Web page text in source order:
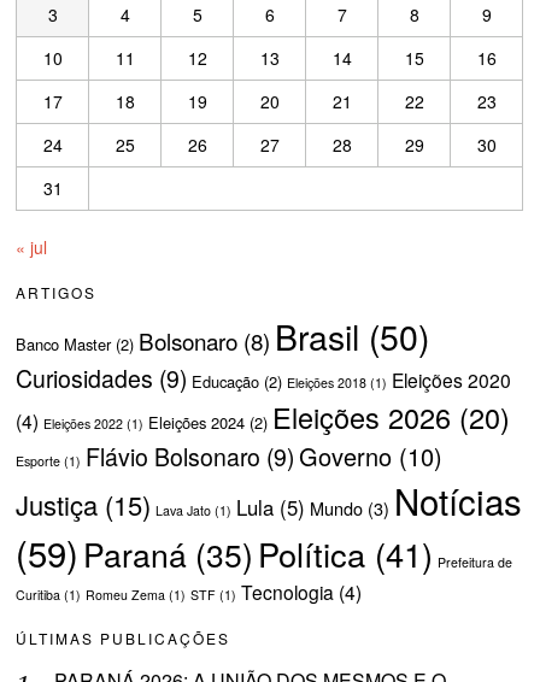
3
4 5 6 7 8
9
10
11 12 13 14 15
16
17
18 19 20 21 22
23
24
25 26 27 28 29
30
31
« jul
ARTIGOS
Banco Master(2) Bolsonaro (8) Brasil (50)
Curiosidades (9) Educação (2) Eleições 2018 (1) Eleições 2020
(4) Eleições 2022 (1) Eleições 2024 (2) Eleições 2026 (20)
Esporte (1) Flávio Bolsonaro (9) Governo (10)
Justiça (15) Lava Jato (1) Lula (5) Mundo (3) Notícias
(59) Paraná (35) Política (41) Prefeitura de
Curitiba (1) Romeu Zema (1) STF (1) Tecnologia (4)
ÚLTIMAS PUBLICAÇÕES